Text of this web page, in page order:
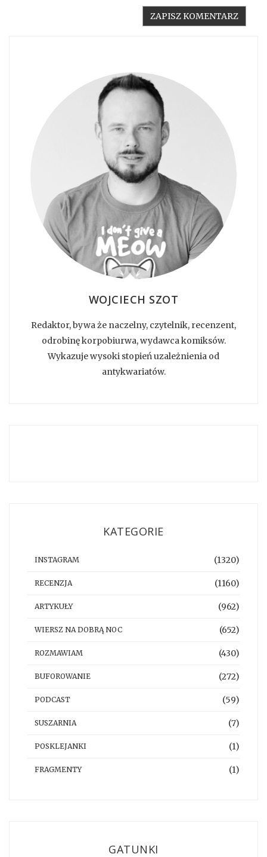
WOJCIECH SZOT
Redaktor, bywa że naczelny, czytelnik, recenzent,
odrobinę korpobiurwa, wydawca komiksów.
Wykazuje wysoki stopień uzależnienia od
antykwariatów.
KATEGORIE
INSTAGRAM (1320)
RECENZJA (1160)
ARTYKUŁY (962)
WIERSZ NA DOBRĄ NOC (652)
ROZMAWIAM (430)
BUFOROWANIE (272)
PODCAST (59)
SUSZARNIA (7)
POSKLEJANKI (1)
FRAGMENTY (1)
GATUNKI